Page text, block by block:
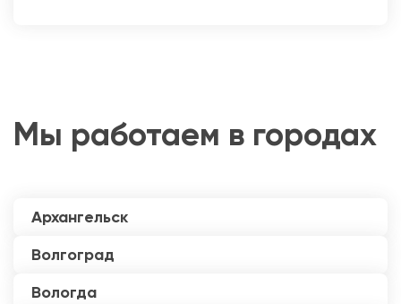
Мы работаем в городах
Архангельск
Волгоград
Вологда